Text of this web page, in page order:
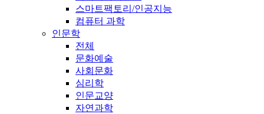
스마트팩토리/인공지능
컴퓨터 과학
인문학
전체
문화예술
사회문화
심리학
인문교양
자연과학